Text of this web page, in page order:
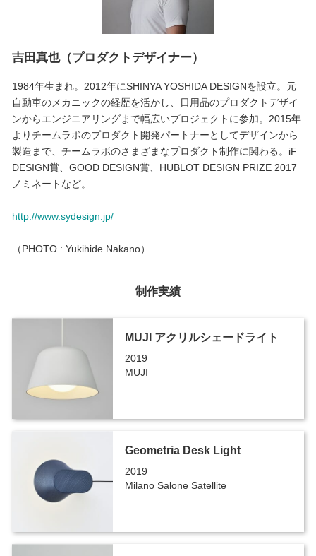
吉田真也（プロダクトデザイナー）
1984年生まれ。2012年にSHINYA YOSHIDA DESIGNを設立。元
自動車のメカニックの経歴を活かし、日用品のプロダクトデザイ
ンからエンジニアリングまで幅広いプロジェクトに参加。2015年
よりチームラボのプロダクト開発パートナーとしてデザインから
製造まで、チームラボのさまざまなプロダクト制作に関わる。iF
DESIGN賞、GOOD DESIGN賞、HUBLOT DESIGN PRIZE 2017
ノミネートなど。
http://www.sydesign.jp/
（PHOTO : Yukihide Nakano）
制作実績
MUJI アクリルシェードライト
2019
MUJI
Geometria Desk Light
2019
Milano Salone Satellite